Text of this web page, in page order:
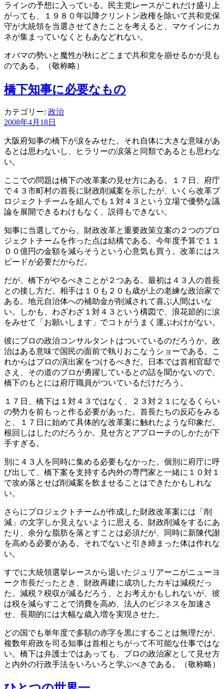
ラインの予想に入っている。民主党レースがこれだけ盛り上
がっても、１９８０年以降クリントン政権を除いて共和党保
守が大統領を当選させてきたことを考えると、マケインにカ
ネが集まっていなくともあなどれない。
オバマの勢いと魔性が秋にどこまで共和党を崩せるかが見も
のである。（敬称略）
橋下知事に必要なもの
カテゴリー: 政治
2008年4月18日
大阪府知事の橋下が涙をみせた。それ自体に大きな意味があ
るとは思わないし、ヒラリーの涙落と同類であるとも思わな
い。
ここでの問題は橋下の改革案の見せ方にある。１７日、府庁
で４３市町村の首長に財政削減案を示したが、いくら改革プ
ロジェクトチームを組んでも１対４３という立場で優勢な議
論を展開できるわけもなく、説得もできない。
知事に当選してから、財政改革と重要政策立案の２つのプロ
ジェクトチームを作った点は結構である。今年度予算で１１
００億円の金額を減らそうという心意気も買う。改革にはス
ピードが必要だからだ。
だが、橋下がやるべきことが２つある。最初は４３人の首長
との接し方だ。相手は１０も２０も歳が上の老練な政治家で
ある。地元自治体への補助金が削減されて喜ぶ人間はいな
い。しかも、わざわざ１対４３という構図で、浪花節的に涙
をみせて「お願いします」でコトがうまく運ぶわけがない。
彼にプロの政治コンサルタントはついているのだろうか。政
治はある意味で国民の面前で執りおこなうショーである。こ
れからはプロの演出家をつけるべきだ。日本では首相官邸で
さえ、その道のプロが勇躍しているとの話を聞かないので、
橋下のもとには府庁職員がついているだけだろう。
１７日、橋下は１対４３ではなく、２３対２１になるくらい
の勢力を前もっと作る必要があった。首長たちの反応をみる
と、１７日に始めて具体的な改革案に触れたような印象だ。
根回しはしたのだろうか。見せ方とアプローチのしかたが下
手すぎる。
別に４３人を同時に集める必要もなかった。個別に府庁に呼
び出して、橋下案を支持する内外の専門家と一緒に１０対１
で攻め落とせば削減案を飲ませることはできたかもしれな
い。
さらにプロジェクトチームが作成した財政改革案には「削
減」の文字しか見えないように思える。財政削減をするにあ
たり、余分な脂肪を落とすことは必須だが、同時に新陳代謝
を高める必要がある。それでないと引き締まった体は作れな
い。
すでに大統領選挙レースから退いたジュリアーニがニューヨ
ーク市長だったとき、財政再建に成功したカギは減税だっ
た。減税？税収が減るだろう、とお考えかもしれないが、彼
は税を減らすことで消費を高め、法人のビジネスを加速さ
せ、長期的には大幅な歳入増を実現させた。
どの国でも単年度で多額の赤字を黒にすることは無理だが、
複数年府政を司る知事は首相とちがって不可能な仕事ではな
い。橋下は弁護士ではあっても、プロの政治家として見せ方
と内外の行政手法をいろいろと学ぶべきである。（敬称略）